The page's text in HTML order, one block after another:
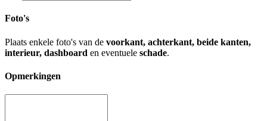
Foto's
Plaats enkele foto's van de voorkant, achterkant, beide kanten,
interieur, dashboard en eventuele schade.
Opmerkingen